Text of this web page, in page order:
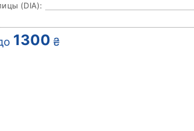
(DIA):
1300 ₴